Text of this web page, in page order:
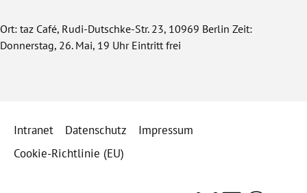
Ort: taz Café, Rudi-Dutschke-Str. 23, 10969 Berlin Zeit:
Donnerstag, 26. Mai, 19 Uhr Eintritt frei
Intranet Datenschutz
Impressum
Cookie-Richtlinie (EU)